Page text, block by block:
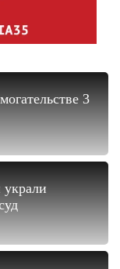
3
украли